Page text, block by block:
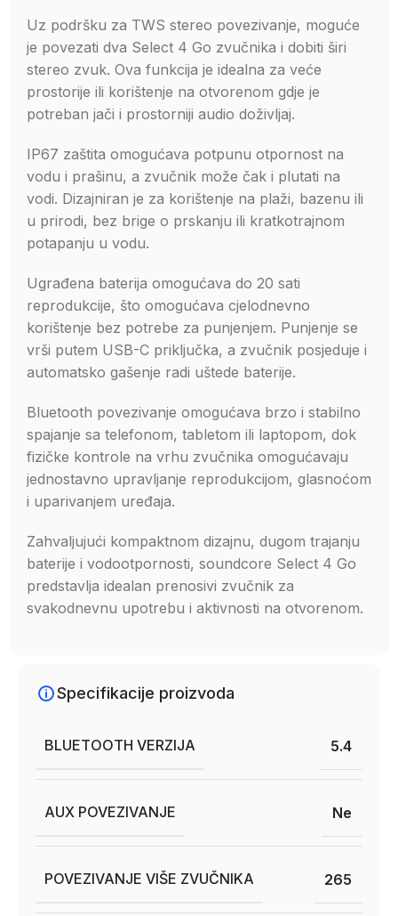
Uz podršku za TWS stereo povezivanje, moguće
je povezati dva Select 4 Go zvučnika i dobiti širi
stereo zvuk. Ova funkcija je idealna za veće
prostorije ili korištenje na otvorenom gdje je
potreban jači i prostorniji audio doživljaj.
IP67 zaštita omogućava potpunu otpornost na
vodu i prašinu, a zvučnik može čak i plutati na
vodi. Dizajniran je za korištenje na plaži, bazenu ili
u prirodi, bez brige o prskanju ili kratkotrajnom
potapanju u vodu.
Ugrađena baterija omogućava do 20 sati
reprodukcije, što omogućava cjelodnevno
korištenje bez potrebe za punjenjem. Punjenje se
vrši putem USB-C priključka, a zvučnik posjeduje i
automatsko gašenje radi uštede baterije.
Bluetooth povezivanje omogućava brzo i stabilno
spajanje sa telefonom, tabletom ili laptopom, dok
fizičke kontrole na vrhu zvučnika omogućavaju
jednostavno upravljanje reprodukcijom, glasnoćom
i uparivanjem uređaja.
Zahvaljujući kompaktnom dizajnu, dugom trajanju
baterije i vodootpornosti, soundcore Select 4 Go
predstavlja idealan prenosivi zvučnik za
svakodnevnu upotrebu i aktivnosti na otvorenom.
Specifikacije proizvoda
BLUETOOTH VERZIJA 5.4
AUX POVEZIVANJE Ne
POVEZIVANJE VIŠE ZVUČNIKA 265